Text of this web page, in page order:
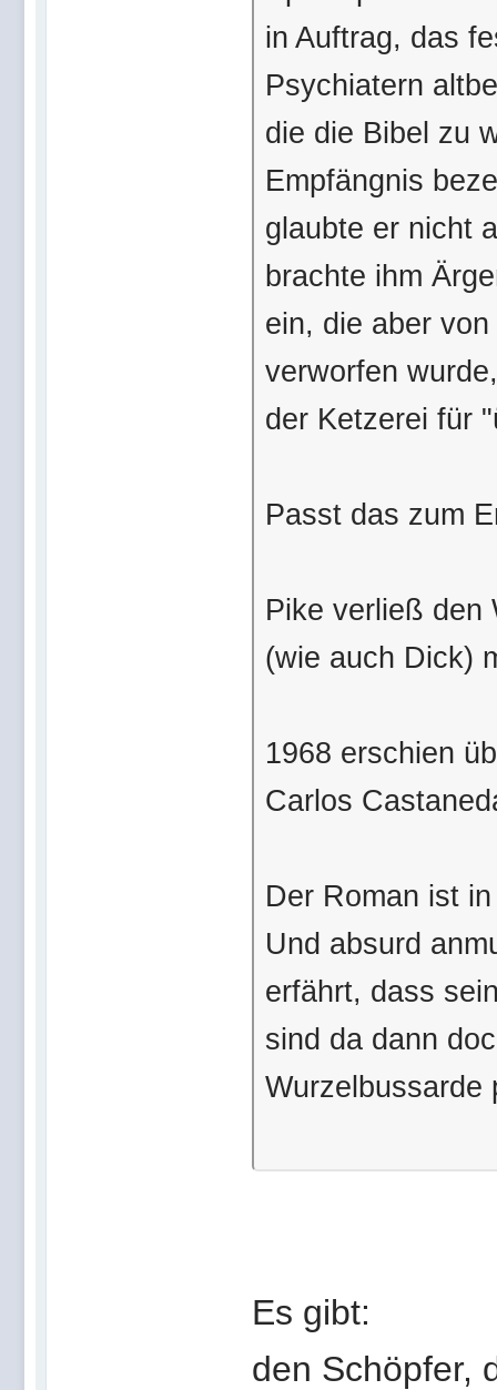
in Auftrag, das
Psychiatern
die die Bibel zu
Empfängnis
glaubte er nicht
brachte ihm
ein, die aber
verworfen
der Ketzerei für
Passt das zum
Pike verließ den
(wie auch Dick)
1968 erschien
Carlos
Der Roman ist
Und absurd
erfährt, dass
sind da dann
Wurzelbussarde
Es gibt:
den Schöpfer,